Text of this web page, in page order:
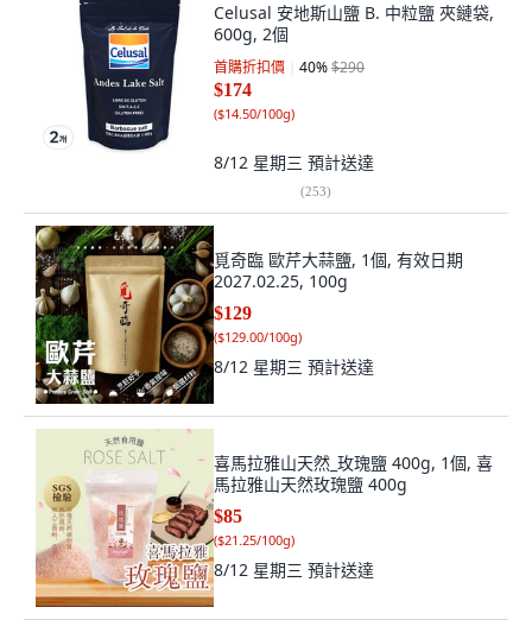
Celusal 安地斯山鹽 B. 中粒鹽 夾鏈袋,
600g, 2個
首購折扣價 40%$290
$174
($14.50/100g)
8/12 星期三 預計送達
(253)
覓奇臨 歐芹大蒜鹽, 1個, 有效日期
2027.02.25, 100g
$129
($129.00/100g)
8/12 星期三 預計送達
喜馬拉雅山天然_玫瑰鹽 400g, 1個, 喜
馬拉雅山天然玫瑰鹽 400g
$85
($21.25/100g)
8/12 星期三 預計送達